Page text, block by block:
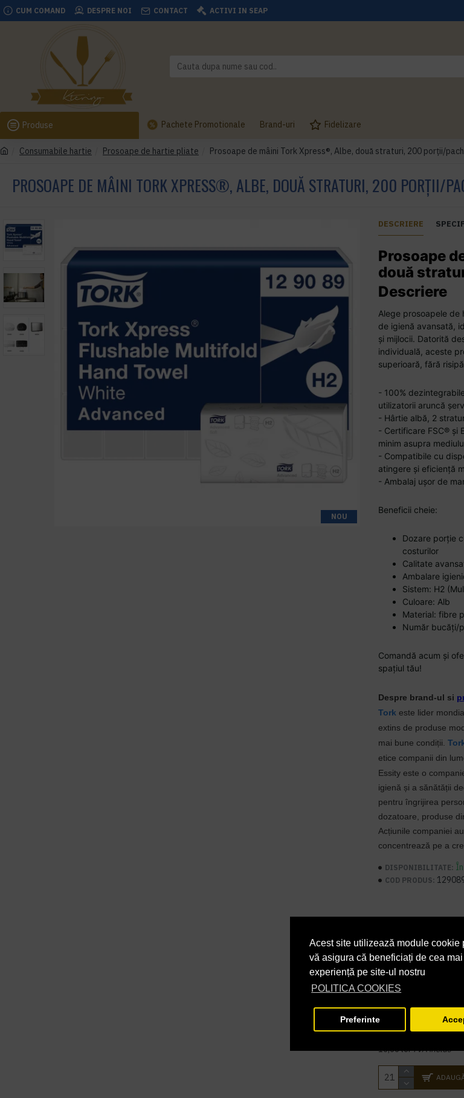
Acest site utilizează module cookie
vă asigura că beneficiați de cea
experiență pe site-ul nostru
POLITICA COOKIES
Preferinte
CUM COMAND DESPRE NOI CONTACT ACTIVI IN SEAP
Produse Pachete Promotionale Brand-uri Fidelizare
Consumabile hartie Prosoape de hartie pliate Prosoape de mâini Tork Xpress®, Albe, două straturi, 200 porții/
PROSOAPE DE MÂINI TORK XPRESS®, ALBE, DOUĂ STRATURI, 200 PORȚII/
NOU
DESCRIERE
Prosoape
două
Descriere
Alege prosoapele
de igienă avansată,
și mijlocii. Datorită
individuală, aceste
superioară, fără
- 100%
utilizatorii aruncă
- Hârtie albă, 2
- Certificare FSC® și
minim asupra
- Compatibile cu
atingere și eficiență
- Ambalaj ușor de
Beneficii cheie:
Dozare porție
costurilor
Calitate
Ambalare
Sistem: H2
Culoare: Alb
Material: fibre
Număr bucăți/
Comandă acum și
spațiul tău!
Despre brand-ul si
Tork este lider
extins de produse
mai bune condiții.
etice companii din
Essity este o
igienă și a sănătății
pentru îngrijirea
dozatoare, produse
Acțiunile companiei
concentrează pe a
DISPONIBILITATE:
COD PRODUS:
Bazată
13,77 lei
16,66 leiTVA inclus
Produsul
200 porții/pachet,
bucati